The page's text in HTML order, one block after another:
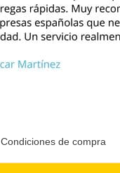
Condiciones de compra